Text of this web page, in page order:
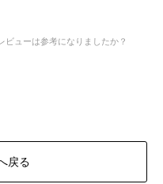
ビューは参考になりましたか？
戻る